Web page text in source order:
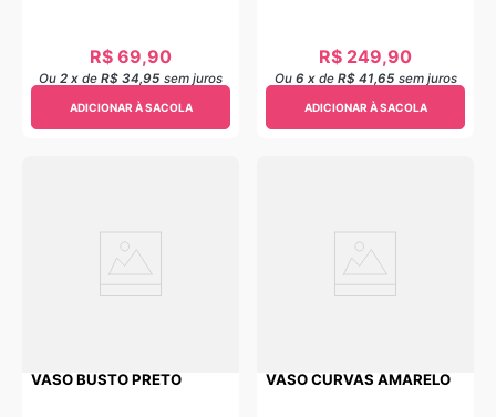
R$ 69,90
Ou 2 x de R$ 34,95 sem juros
ADICIONAR À SACOLA
R$ 249,90
Ou 6 xde R$ 41,65 sem juros
ADICIONAR À SACOLA
VASO BUSTO PRETO VASO CURVAS AMARELO